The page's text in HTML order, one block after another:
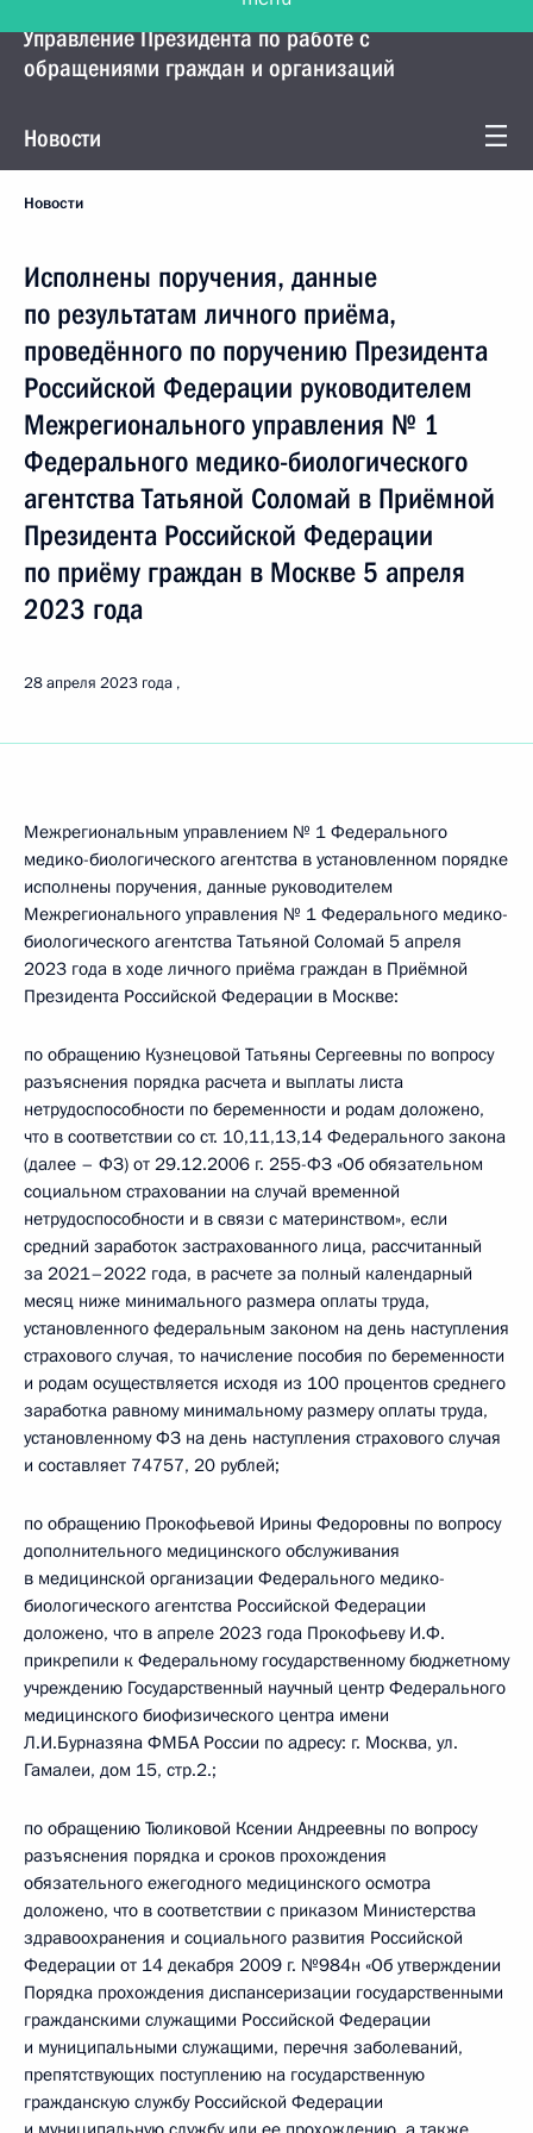
Управление Президента по работе с
обращениями граждан и организаций
Новости
Новости
Исполнены поручения, данные
по результатам личного приёма,
проведённого по поручению Президента
Российской Федерации руководителем
Межрегионального управления № 1
Федерального медико-биологического
агентства Татьяной Соломай в Приёмной
Президента Российской Федерации
по приёму граждан в Москве 5 апреля
2023 года
28 апреля 2023 года
Межрегиональным управлением № 1 Федерального
медико-биологического агентства в установленном порядке
исполнены поручения, данные руководителем
Межрегионального управления № 1 Федерального медико-
биологического агентства Татьяной Соломай 5 апреля
2023 года в ходе личного приёма граждан в Приёмной
Президента Российской Федерации в Москве:
по обращению Кузнецовой Татьяны Сергеевны по вопросу
разъяснения порядка расчета и выплаты листа
нетрудоспособности по беременности и родам доложено,
что в соответствии со ст. 10,11,13,14 Федерального закона
(далее – ФЗ) от 29.12.2006 г. 255-ФЗ «Об обязательном
социальном страховании на случай временной
нетрудоспособности и в связи с материнством», если
средний заработок застрахованного лица, рассчитанный
за 2021–2022 года, в расчете за полный календарный
месяц ниже минимального размера оплаты труда,
установленного федеральным законом на день наступления
страхового случая, то начисление пособия по беременности
и родам осуществляется исходя из 100 процентов среднего
заработка равному минимальному размеру оплаты труда,
установленному ФЗ на день наступления страхового случая
и составляет 74757, 20 рублей;
по обращению Прокофьевой Ирины Федоровны по вопросу
дополнительного медицинского обслуживания
в медицинской организации Федерального медико-
биологического агентства Российской Федерации
доложено, что в апреле 2023 года Прокофьеву И.Ф.
прикрепили к Федеральному государственному бюджетному
учреждению Государственный научный центр Федерального
медицинского биофизического центра имени
Л.И.Бурназяна ФМБА России по адресу: г. Москва, ул.
Гамалеи, дом 15, стр.2.;
по обращению Тюликовой Ксении Андреевны по вопросу
разъяснения порядка и сроков прохождения
обязательного ежегодного медицинского осмотра
доложено, что в соответствии с приказом Министерства
здравоохранения и социального развития Российской
Федерации от 14 декабря 2009 г. №984н «Об утверждении
Порядка прохождения диспансеризации государственными
гражданскими служащими Российской Федерации
и муниципальными служащими, перечня заболеваний,
препятствующих поступлению на государственную
гражданскую службу Российской Федерации